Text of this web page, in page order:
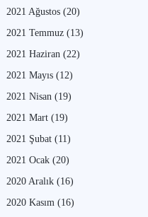
2021 Ağustos (20)
2021 Temmuz (13)
2021 Haziran (22)
2021 Mayıs (12)
2021 Nisan (19)
2021 Mart (19)
2021 Şubat (11)
2021 Ocak (20)
2020 Aralık (16)
2020 Kasım (16)